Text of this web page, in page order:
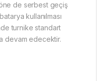
de serbest geçiş
kullanılması
turnike standart
devam edecektir.